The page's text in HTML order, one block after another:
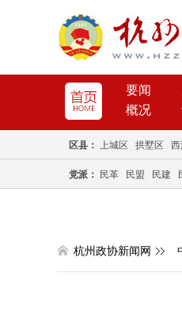
要闻
概况
区县： 上城区 拱墅区 西
党派： 民革 民盟 民建
杭州政协新闻网